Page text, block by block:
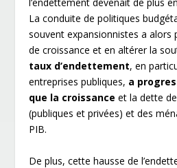
La conduite de politiques
souvent expansionnistes a alors
de croissance et en altérer la
taux d’endettement, en
entreprises publiques, a
que la croissanceet la dette
(publiques et privées) et des
PIB.
De plus, cette hausse de